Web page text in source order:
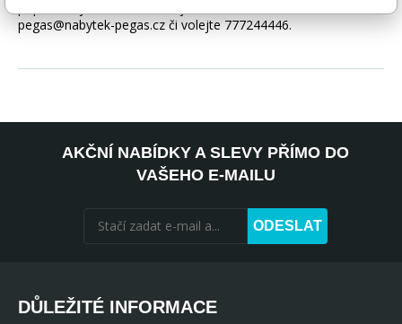
pegas@nabytek-pegas.cz či volejte 777244446.
AKČNÍ NABÍDKY A SLEVY PŘÍMO DO
VAŠEHO E-MAILU
ODESLAT
DŮLEŽITÉ INFORMACE